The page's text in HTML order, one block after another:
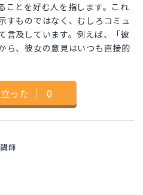
ことを好む人を指します。これ
すものではなく、むしろコミュ
言及しています。例えば、「彼
ら、彼女の意見はいつも直接的
った ｜ 0
師